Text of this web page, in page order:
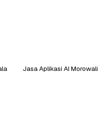
Jasa Aplikasi AI Morowali